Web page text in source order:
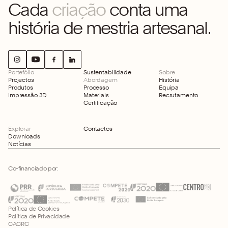
Cada criaçãoconta uma
história de mestria artesanal.
Portefólio
Projectos
Produtos
Impressão 3D
Sustentabilidade
Abordagem
Processo
Materiais
Certificação
Sobre
História
Equipa
Recrutamento
Explorar
Downloads
Notícias
Contactos
Co-financiado por:
Política de Cookies
Política de Privacidade
CACRC